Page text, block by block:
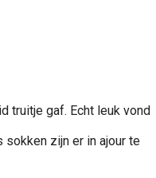
truitje gaf. Echt leuk vond
sokken zijn er in ajour te